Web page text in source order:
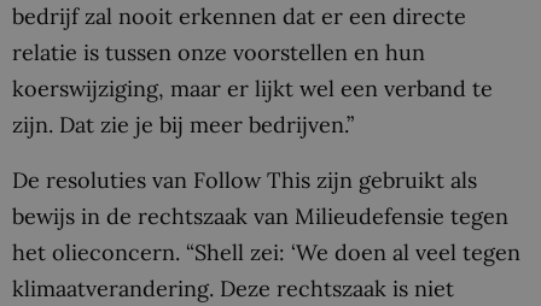
bedrijf zal nooit erkennen dat er een directe
relatie is tussen onze voorstellen en hun
koerswijziging, maar er lijkt wel een verband te
zijn. Dat zie je bij meer bedrijven.”
De resoluties van Follow This zijn gebruikt als
bewijs in de rechtszaak van Milieudefensie tegen
het olieconcern. “Shell zei: ‘We doen al veel tegen
klimaatverandering. Deze rechtszaak is niet